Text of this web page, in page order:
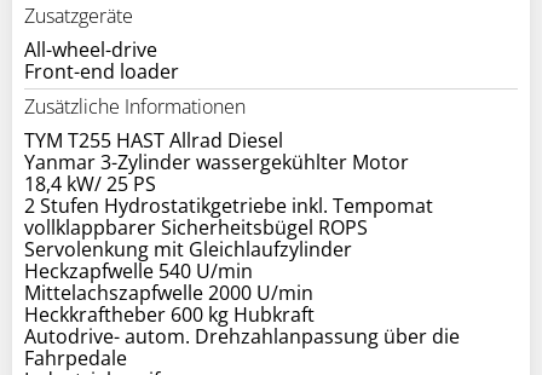
Zusatzgeräte
All-wheel-drive
Zusätzliche Informationen
TYM T255 HAST Allrad Diesel
Yanmar 3-Zylinder wassergekühlter Motor
18,4 kW/ 25 PS
2 Stufen Hydrostatikgetriebe inkl. Tempomat
vollklappbarer Sicherheitsbügel ROPS
Servolenkung mit Gleichlaufzylinder
Heckzapfwelle 540 U/min
Mittelachszapfwelle 2000 U/min
Heckkraftheber 600 kg Hubkraft
Autodrive- autom. Drehzahlanpassung über die
Fahrpedale